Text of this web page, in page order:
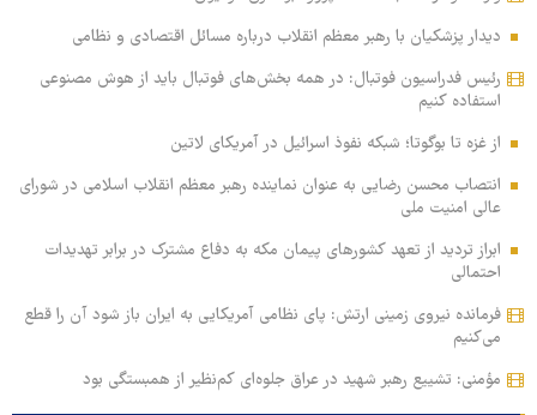
دیدار پزشکیان با رهبر معظم انقلاب درباره مسائل اقتصادی و نظامی
رئیس فدراسیون فوتبال: در همه بخش‌های فوتبال باید از هوش مصنوعی
استفاده کنیم
از غزه تا بوگوتا؛ شبکه نفوذ اسرائیل در آمریکای لاتین
انتصاب محسن رضایی به عنوان نماینده رهبر معظم انقلاب اسلامی در شورای
عالی امنیت ملی
ابراز تردید از تعهد کشورهای پیمان مکه به دفاع مشترک در برابر تهدیدات
احتمالی
فرمانده نیروی زمینی ارتش: پای نظامی آمریکایی به ایران باز شود آن را قطع
می‌کنیم
مؤمنی: تشییع رهبر شهید در عراق جلوه‌ای کم‌نظیر از همبستگی بود